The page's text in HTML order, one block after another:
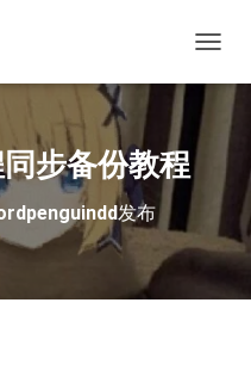
换
步备份教程
发布